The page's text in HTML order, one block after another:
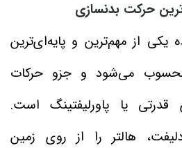
حرکت بدنسازی
یکی از مهم‌ترین و پایه‌ای‌ترین
می‌شود و جزو حرکات
قدرتی یا پاورلیفتینگ است.
هالتر را از روی زمین